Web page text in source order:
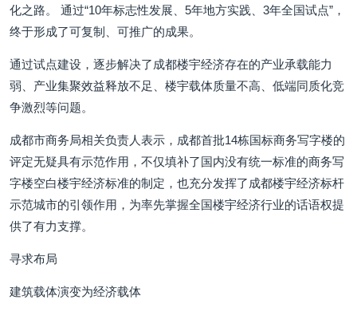
化之路。 通过“10年标志性发展、5年地方实践、3年全国试点”，
终于形成了可复制、可推广的成果。
通过试点建设，逐步解决了成都楼宇经济存在的产业承载能力
弱、产业集聚效益释放不足、楼宇载体质量不高、低端同质化竞
争激烈等问题。
成都市商务局相关负责人表示，成都首批14栋国标商务写字楼的
评定无疑具有示范作用，不仅填补了国内没有统一标准的商务写
字楼空白楼宇经济标准的制定，也充分发挥了成都楼宇经济标杆
示范城市的引领作用，为率先掌握全国楼宇经济行业的话语权提
供了有力支撑。
寻求布局
建筑载体演变为经济载体